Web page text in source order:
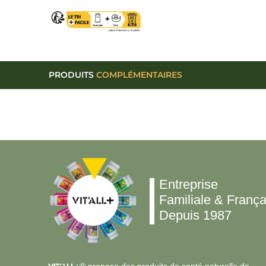
PRODUITS COMPLÉMENTAIRES
Entreprise
Familiale &
Depuis 1987